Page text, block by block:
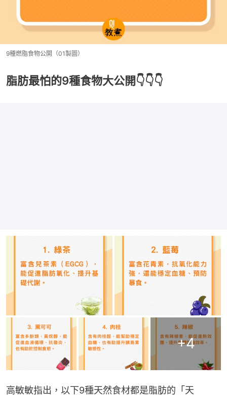
9種燃脂食物公開（01製圖）
脂肪最怕的9種食物大公開👇👇👇
+4
高敏敏指出，以下9種天然食材都是脂肪的「天